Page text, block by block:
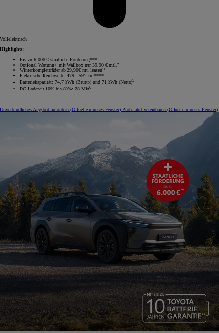
Vollelektrisch
Highlights:
Bis zu 6.000 € staatliche Förderung***
Optional Wartung+ mit Wallbox nur 39,90 € mtl.⁷
Winterkompletträder ab 29,90€ mtl leasen¹⁵
Elektrische Reichweite: 479 - 591 km****
Batteriekapazität: 74,7 kWh (Brutto) und 71 kWh (Netto)5
DC Ladezeit 10% bis 80%: 28 Min6
Unverbindliches Angebot anfordern (Öffnet ein neues Fenster) Probefahrt vereinbaren (Öffnet ein neues Fenster)